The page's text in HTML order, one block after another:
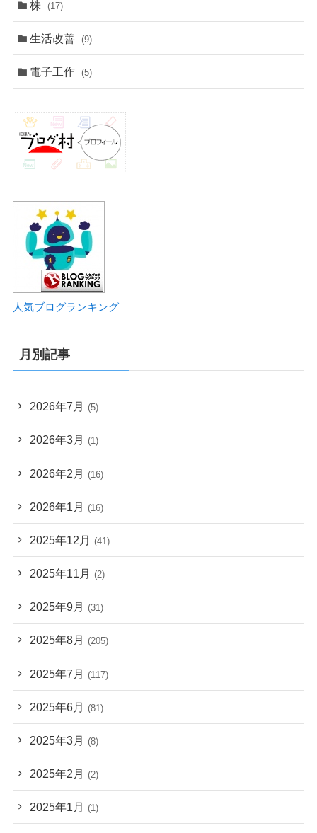
株 (17)
生活改善 (9)
電子工作 (5)
人気ブログランキング
月別記事
2026年7月 (5)
2026年3月 (1)
2026年2月 (16)
2026年1月 (16)
2025年12月 (41)
2025年11月 (2)
2025年9月 (31)
2025年8月 (205)
2025年7月 (117)
2025年6月 (81)
2025年3月 (8)
2025年2月 (2)
2025年1月 (1)